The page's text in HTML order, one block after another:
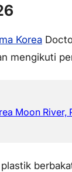
Korea
mengikuti
Moon River,